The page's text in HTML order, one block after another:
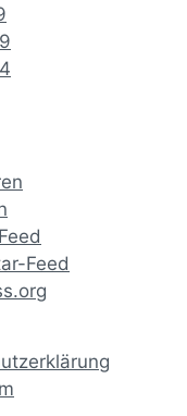
Feed